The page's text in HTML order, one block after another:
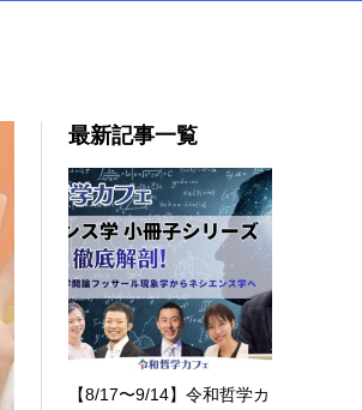
最新記事一覧
【8/17〜9/14】令和哲学カ